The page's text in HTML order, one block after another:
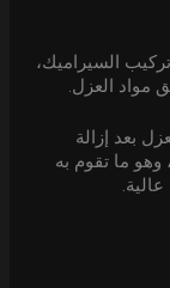
السيراميك،
مواد العزل.
بعد إزالة
وهو ما تقوم به
عالية.